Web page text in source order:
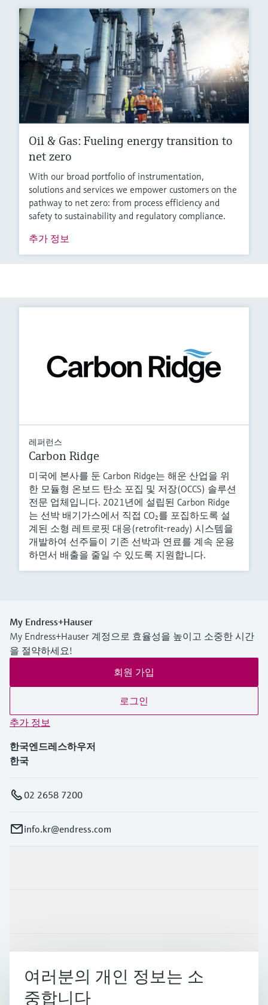
Oil & Gas: Fueling energy transition to
net zero
With our broad portfolio of instrumentation,
solutions and services we empower customers on the
pathway to net zero: from process efficiency and
safety to sustainability and regulatory compliance.
추가 정보
레퍼런스
Carbon Ridge
미국에 본사를 둔 Carbon Ridge는 해운 산업을 위
한 모듈형 온보드 탄소 포집 및 저장(OCCS) 솔루션
전문 업체입니다. 2021년에 설립된 Carbon Ridge
는 선박 배기가스에서 직접 CO₂를 포집하도록 설
계된 소형 레트로핏 대응(retrofit‑ready) 시스템을
개발하여 선주들이 기존 선박과 연료를 계속 운용
하면서 배출을 줄일 수 있도록 지원합니다.
My Endress+Hauser
My Endress+Hauser 계정으로 효율성을 높이고 소중한 시간
을 절약하세요!
회원 가입
로그인
추가 정보
한국엔드레스하우저
한국
02 2658 7200
info.kr@endress.com
지원
회사 소개
여러분의 개인 정보는 소
중합니다